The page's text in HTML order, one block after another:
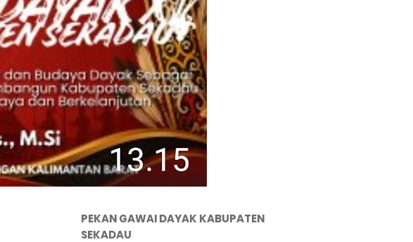
PEKAN GAWAI DAYAK KABUPATEN
SEKADAU